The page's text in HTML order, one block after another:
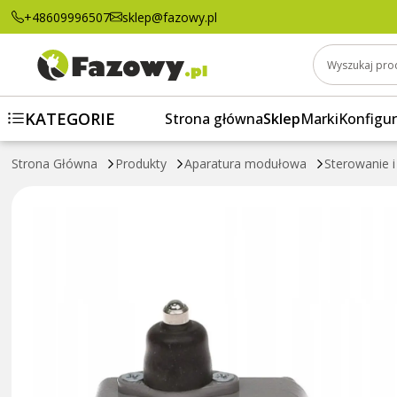
+48609996507 sklep@fazowy.pl
Wyszukaj
KATEGORIE Strona głównaSklepMarki
Strona Główna Produkty Aparatura modułowa Sterowanie
Łącznik miniaturowy LM-10 W0-59-251012